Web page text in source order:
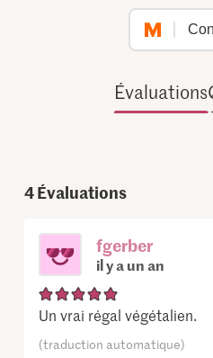
Évaluations
4Évaluations
fgerber
il y a un an
Un vrai régal végétalien.
(traduction automatique)